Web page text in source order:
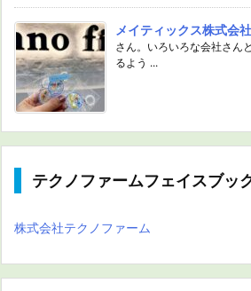
メイティックス株式会社
さん。いろいろな会社さん
るよう ...
テクノファームフェイスブッ
株式会社テクノファーム